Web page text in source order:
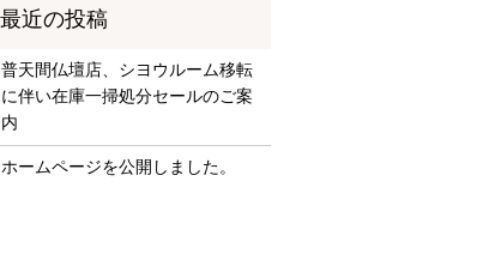
普天間仏壇店、シヨウルーム移転
に伴い在庫一掃処分セールのご案
内
ホームページを公開しました。